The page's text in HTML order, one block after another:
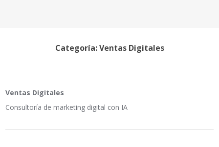
Categoría: Ventas Digitales
Ventas Digitales
Consultoría de marketing digital con IA